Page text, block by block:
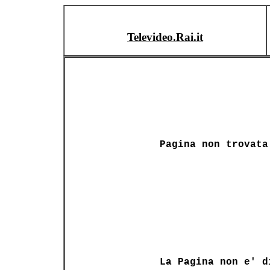
Televideo.Rai.it
Pagina non trovata
La Pagina non e'